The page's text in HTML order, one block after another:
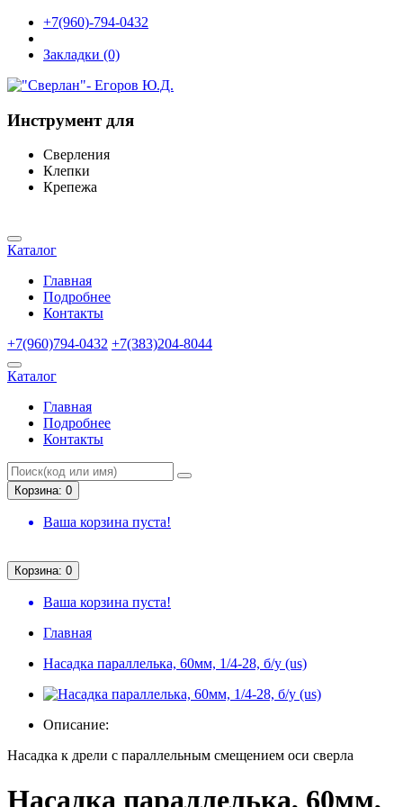
+7(960)-794-0432
Закладки (0)
Инструмент для
Сверления
Клепки
Крепежа
Каталог
Главная
Подробнее
Контакты
+7(960)794-0432 +7(383)204-8044
Каталог
Главная
Подробнее
Контакты
Корзина: 0
Ваша корзина пуста!
Корзина: 0
Ваша корзина пуста!
Главная
Насадка параллелька, 60мм, 1/4-28, б/у (us)
Описание:
Насадка к дрели с параллельным смещением оси сверла
Насадка параллелька, 60мм,